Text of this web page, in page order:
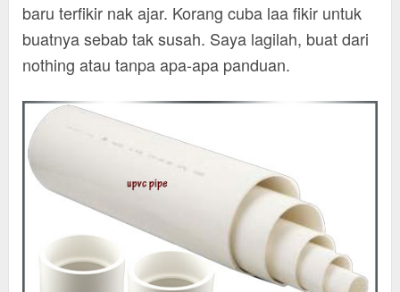
baru terfikir nak ajar. Korang cuba laa fikir untuk
buatnya sebab tak susah. Saya lagilah, buat dari
nothing atau tanpa apa-apa panduan.